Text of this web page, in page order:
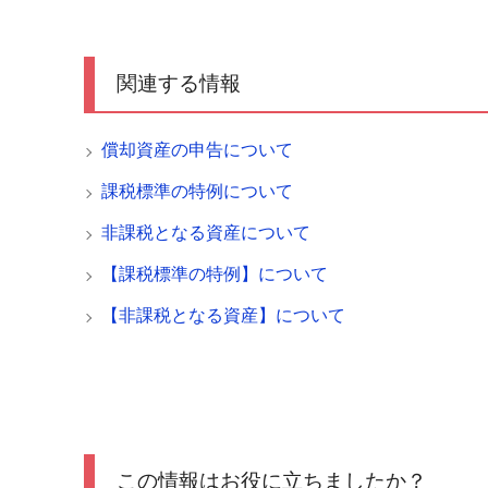
関連する情報
償却資産の申告について
課税標準の特例について
非課税となる資産について
【課税標準の特例】について
【非課税となる資産】について
この情報はお役に立ちましたか？